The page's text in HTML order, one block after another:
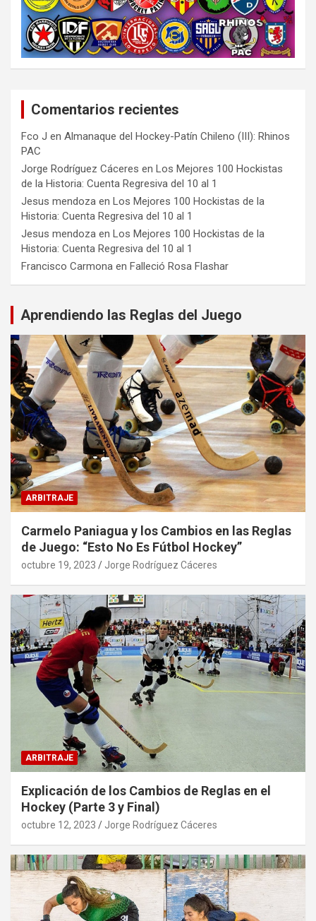
Comentarios recientes
Fco J en Almanaque del Hockey-Patín Chileno (III): Rhinos
PAC
Jorge Rodríguez Cáceres en Los Mejores 100 Hockistas
de la Historia: Cuenta Regresiva del 10 al 1
Jesus mendoza en Los Mejores 100 Hockistas de la
Historia: Cuenta Regresiva del 10 al 1
Jesus mendoza en Los Mejores 100 Hockistas de la
Historia: Cuenta Regresiva del 10 al 1
Francisco Carmona en Falleció Rosa Flashar
Aprendiendo las Reglas del Juego
ARBITRAJE
Carmelo Paniagua y los Cambios en las Reglas
de Juego: “Esto No Es Fútbol Hockey”
octubre 19, 2023 Jorge Rodríguez Cáceres
ARBITRAJE
Explicación de los Cambios de Reglas en el
Hockey (Parte 3 y Final)
octubre 12, 2023 Jorge Rodríguez Cáceres